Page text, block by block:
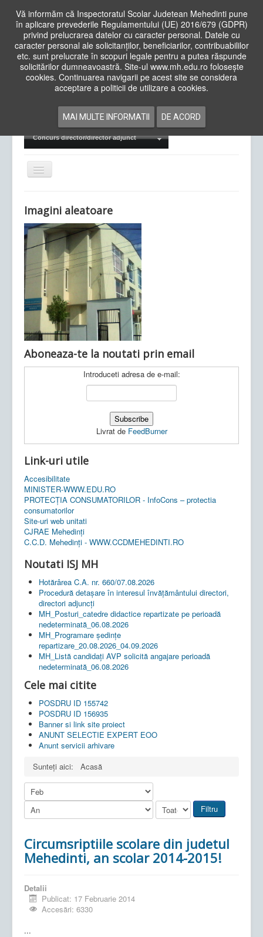
Vă informăm că Inspectoratul Scolar Judetean Mehedinti pune
în aplicare prevederile Regulamentului (UE) 2016/679 (GDPR)
privind prelucrarea datelor cu caracter personal. Datele cu
caracter personal ale solicitanților, beneficiarilor, contribuabililor
etc. sunt prelucrate în scopuri legale pentru a putea răspunde
solicitărilor dumneavoastră. Site-ul www.mh.edu.ro folosește
cookies. Continuarea navigarii pe acest site se considera
acceptare a politicii de utilizare a cookies.
MAI MULTE INFORMATII DE ACORD
Cauta
in
siteAcasa Cadre Didactice
Examene Naționale
Concurs director/director adjunct
Comută
navigarea
Ultimele articole: Vi, 04.11.2022 -
Județean Mehedinți
Imagini aleatoare
Aboneaza-te la noutati prin email
Introduceti adresa de e-mail:
Livrat de FeedBurner
Link-uri utile
Accesibilitate
MINISTER-WWW.EDU.RO
PROTECȚIA CONSUMATORILOR - InfoCons – protectia
consumatorilor
Site-uri web unitati
CJRAE Mehedinți
C.C.D. Mehedinţi - WWW.CCDMEHEDINTI.RO
Noutati ISJ MH
Hotărârea C.A. nr. 660/07.08.2026
Procedură detașare în interesul învățământului directori,
directori adjuncți
MH_Posturi_catedre didactice repartizate pe perioadă
nedeterminată_06.08.2026
MH_Programare ședințe
repartizare_20.08.2026_04.09.2026
MH_Listă candidați AVP solicită angajare perioadă
nedeterminată_06.08.2026
Cele mai citite
POSDRU ID 155742
POSDRU ID 156935
Banner si link site proiect
ANUNT SELECTIE EXPERT EOO
Anunt servicii arhivare
Sunteți aici:
Acasă
Filtru
Circumsriptiile scolare din judetul
Mehedinti, an scolar 2014-2015!
Detalii
Publicat: 17 Februarie 2014
Accesări: 6330
...